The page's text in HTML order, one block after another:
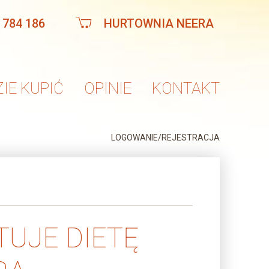
186 HURTOWNIA NEERA
KUPIĆ OPINIE KONTAKT
LOGOWANIE/REJESTRACJA
DIETĘ